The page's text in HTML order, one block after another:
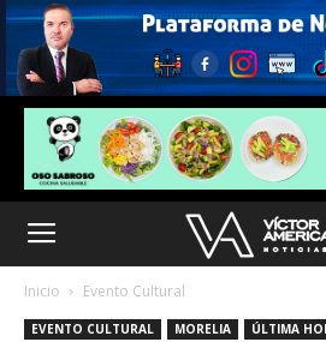
Inicio Evento Cultural
EVENTO CULTURAL MORELIA ÚLTIMA